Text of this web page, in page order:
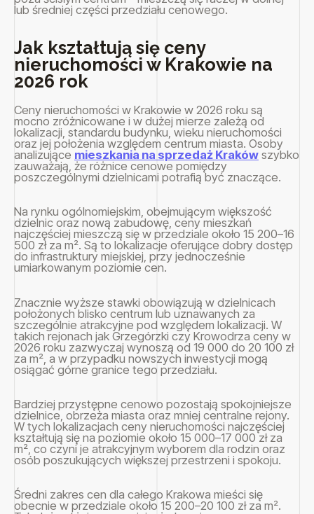
lub średniej części przedziału cenowego.
Jak kształtują się ceny
nieruchomości w Krakowie na
2026 rok
Ceny nieruchomości w Krakowie w 2026 roku są
mocno zróżnicowane i w dużej mierze zależą od
lokalizacji, standardu budynku, wieku nieruchomości
oraz jej położenia względem centrum miasta. Osoby
analizujące mieszkania na sprzedaż Kraków szybko
zauważają, że różnice cenowe pomiędzy
poszczególnymi dzielnicami potrafią być znaczące.
Na rynku ogólnomiejskim, obejmującym większość
dzielnic oraz nową zabudowę, ceny mieszkań
najczęściej mieszczą się w przedziale około 15 200–16
500 zł za m². Są to lokalizacje oferujące dobry dostęp
do infrastruktury miejskiej, przy jednocześnie
umiarkowanym poziomie cen.
Znacznie wyższe stawki obowiązują w dzielnicach
położonych blisko centrum lub uznawanych za
szczególnie atrakcyjne pod względem lokalizacji. W
takich rejonach jak Grzegórzki czy Krowodrza ceny w
2026 roku zazwyczaj wynoszą od 19 000 do 20 100 zł
za m², a w przypadku nowszych inwestycji mogą
osiągać górne granice tego przedziału.
Bardziej przystępne cenowo pozostają spokojniejsze
dzielnice, obrzeża miasta oraz mniej centralne rejony.
W tych lokalizacjach ceny nieruchomości najczęściej
kształtują się na poziomie około 15 000–17 000 zł za
m², co czyni je atrakcyjnym wyborem dla rodzin oraz
osób poszukujących większej przestrzeni i spokoju.
Średni zakres cen dla całego Krakowa mieści się
obecnie w przedziale około 15 200–20 100 zł za m².